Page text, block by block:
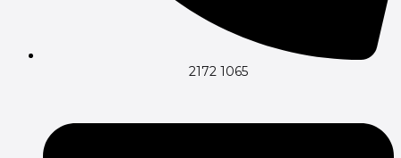
2172 1065